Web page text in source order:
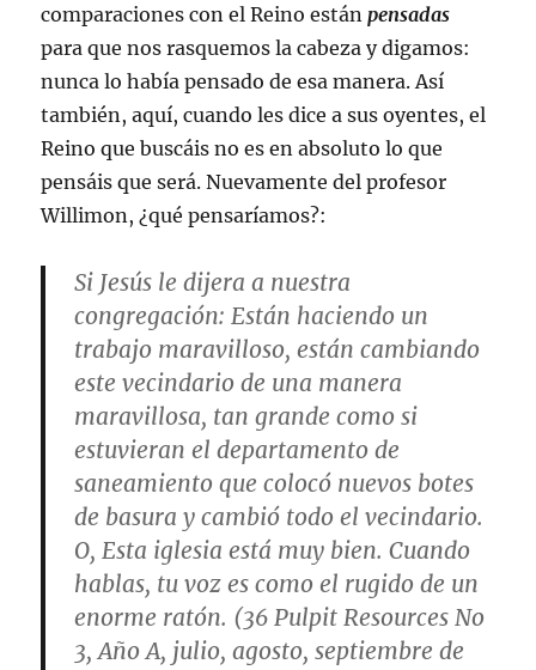
comparaciones con el Reino estánpensadas
para que nos rasquemos la cabeza y digamos:
nunca lo había pensado de esa manera. Así
también, aquí, cuando les dice a sus oyentes, el
Reino que buscáis no es en absoluto lo que
pensáis que será. Nuevamente del profesor
Willimon, ¿qué pensaríamos?:
Si Jesús le dijera a nuestra
congregación: Están haciendo un
trabajo maravilloso, están cambiando
este vecindario de una manera
maravillosa, tan grande como si
estuvieran el departamento de
saneamiento que colocó nuevos botes
de basura y cambió todo el vecindario.
O, Esta iglesia está muy bien. Cuando
hablas, tu voz es como el rugido de un
enorme ratón. (36 Pulpit Resources No
3, Año A, julio, agosto, septiembre de